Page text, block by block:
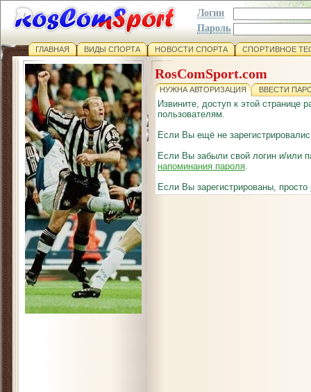
Логин
Пароль
ГЛАВНАЯ ВИДЫ СПОРТА НОВОСТИ СПОРТА СПОРТИВНОЕ
RosComSport.com
НУЖНА АВТОРИЗАЦИЯ ВВЕСТИ
Извините, доступ к этой странице
пользователям.
Если Вы ещё не
Если Вы забыли свой логин и/или
напоминания пароля.
Если Вы зарегистрированы, просто